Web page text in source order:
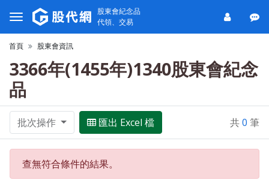
股東會紀念品
代領、交易
首頁 股東會資訊
3366年(1455年)1340股東會紀念
品
批次操作 匯出 Excel 檔 共0 筆
查無符合條件的結果。